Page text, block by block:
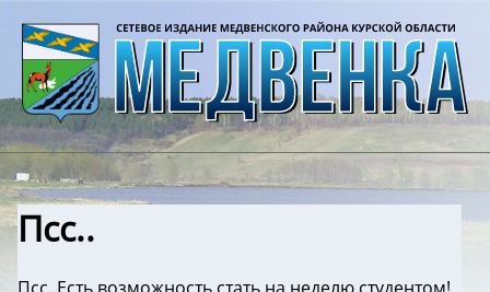
Псс..
Псс..Есть возможность стать на неделю студентом!